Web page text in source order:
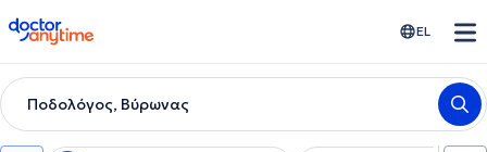
doctoranytime EL
Ποδολόγος, Βύρωνας